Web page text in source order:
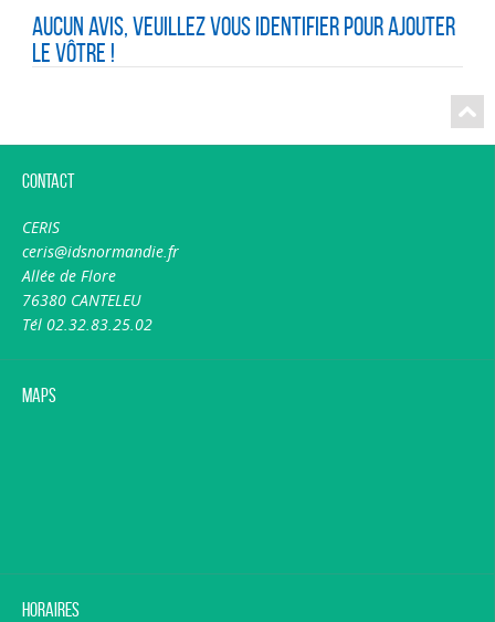
Aucun avis, veuillez vous identifier pour ajouter
le vôtre !
Contact
CERIS
ceris@idsnormandie.fr
Allée de Flore
76380 CANTELEU
Tél 02.32.83.25.02
Maps
Horaires